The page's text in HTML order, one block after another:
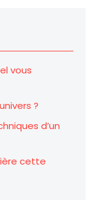
vous
?
d’un
cette